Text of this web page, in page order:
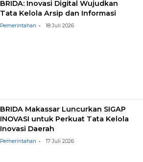
BRIDA: Inovasi Digital Wujudkan
Tata Kelola Arsip dan Informasi
Pemerintahan 18 Juli 2026
BRIDA Makassar Luncurkan SIGAP
INOVASI untuk Perkuat Tata Kelola
Inovasi Daerah
Pemerintahan 17 Juli 2026